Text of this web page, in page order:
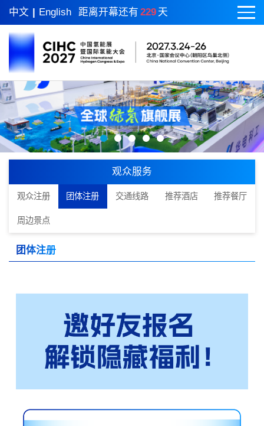
中文 | English 距离开幕还有 229 天
观众服务
观众注册 团体注册 交通线路 推荐酒店 推荐餐厅
周边景点
团体注册